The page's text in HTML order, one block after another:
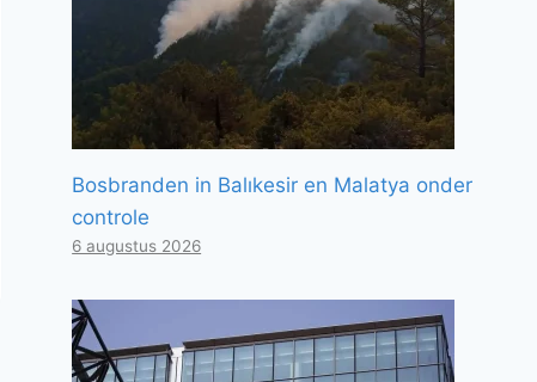
Bosbranden in Balıkesir en Malatya onder
controle
6 augustus 2026